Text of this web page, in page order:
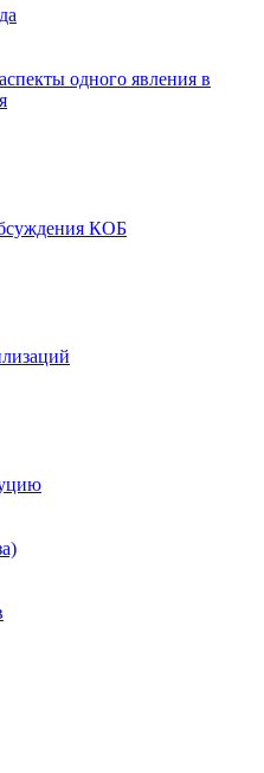
одного явления в
КОБ